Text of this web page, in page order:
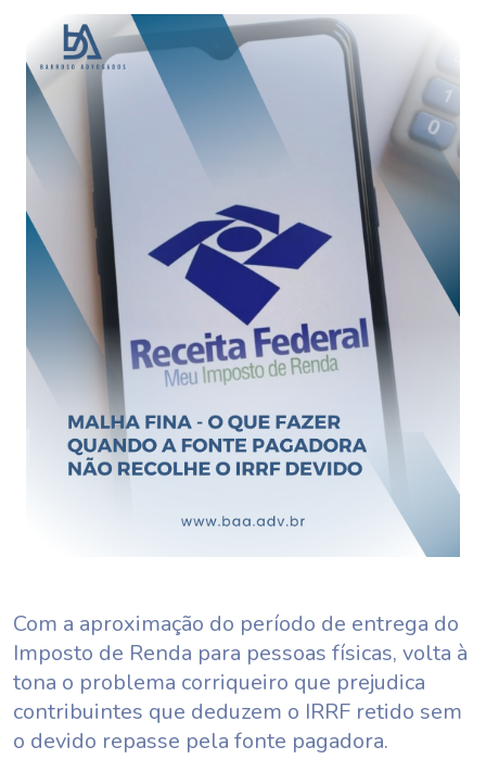
Com a aproximação do período de entrega do
Imposto de Renda para pessoas físicas, volta à
tona o problema corriqueiro que prejudica
contribuintes que deduzem o IRRF retido sem
o devido repasse pela fonte pagadora.